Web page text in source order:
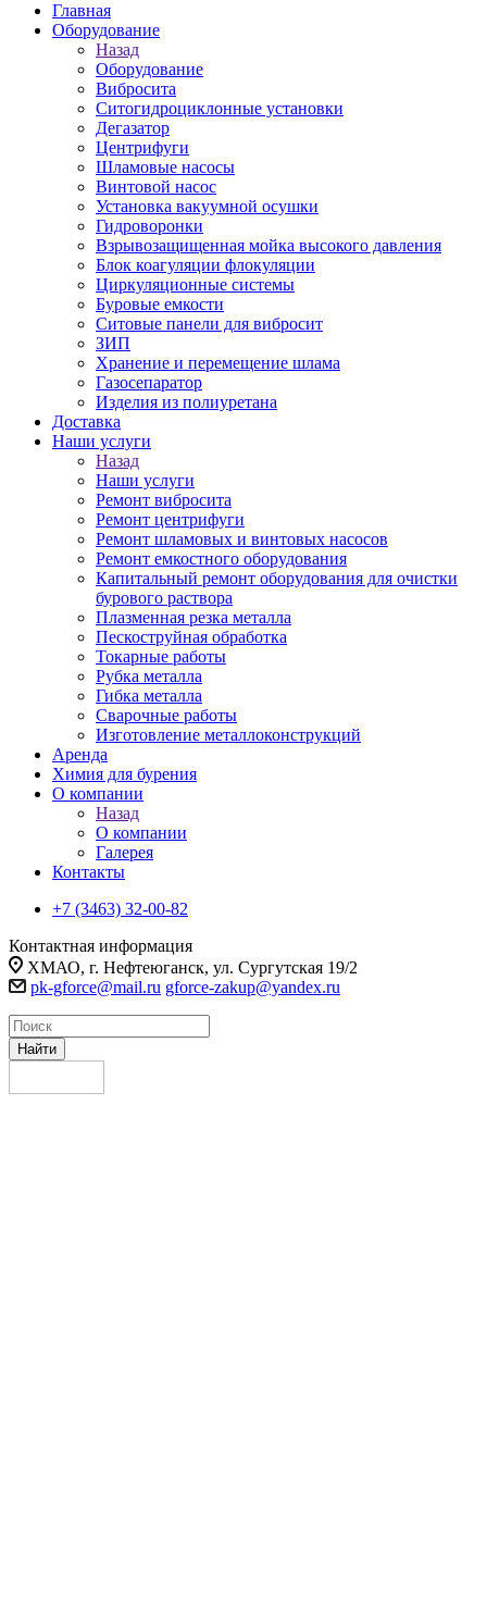
Главная
Оборудование
Назад
Оборудование
Вибросита
Ситогидроциклонные установки
Дегазатор
Центрифуги
Шламовые насосы
Винтовой насос
Установка вакуумной осушки
Гидроворонки
Взрывозащищенная мойка высокого давления
Блок коагуляции флокуляции
Циркуляционные системы
Буровые емкости
Ситовые панели для вибросит
ЗИП
Хранение и перемещение шлама
Газосепаратор
Изделия из полиуретана
Доставка
Наши услуги
Назад
Наши услуги
Ремонт вибросита
Ремонт центрифуги
Ремонт шламовых и винтовых насосов
Ремонт емкостного оборудования
Капитальный ремонт оборудования для очистки
бурового раствора
Плазменная резка металла
Пескоструйная обработка
Токарные работы
Рубка металла
Гибка металла
Сварочные работы
Изготовление металлоконструкций
Аренда
Химия для бурения
О компании
Назад
О компании
Галерея
Контакты
+7 (3463) 32-00-82
Контактная информация
ХМАО, г. Нефтеюганск, ул. Сургутская 19/2
pk-gforce@mail.ru gforce-zakup@yandex.ru
Найти